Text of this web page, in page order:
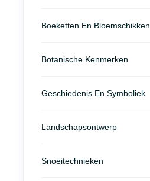
Boeketten En Bloemschikken
Botanische Kenmerken
Geschiedenis En Symboliek
Landschapsontwerp
Snoeitechnieken